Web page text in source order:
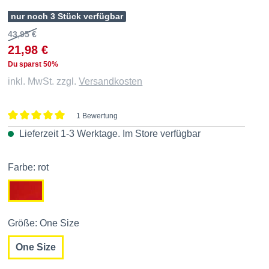
nur noch 3 Stück verfügbar
43,95 €
21,98 €
Du sparst 50%
inkl. MwSt. zzgl.Versandkosten
Durchschnittliche Bewertung von 5 von 5 Sternen
1 Bewertung
Lieferzeit 1-3 Werktage. Im Store verfügbar
Farbe: rot
Größe: One Size
One Size